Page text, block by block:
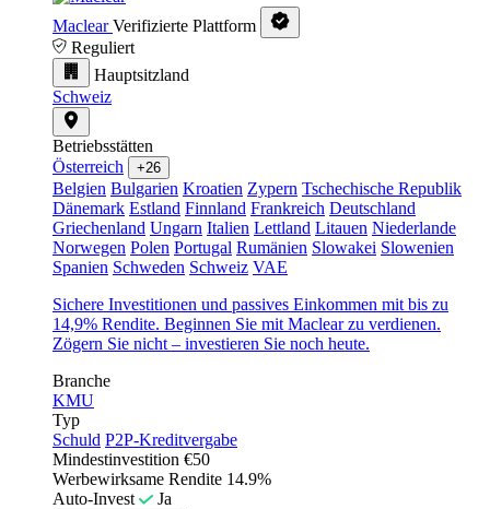
Maclear Verifizierte Plattform
Reguliert
Hauptsitzland
Schweiz
Betriebsstätten
Österreich
+26
Belgien Bulgarien Kroatien Zypern Tschechische Republik
Dänemark Estland Finnland Frankreich Deutschland
Griechenland Ungarn Italien Lettland Litauen Niederlande
Norwegen Polen Portugal Rumänien Slowakei Slowenien
Spanien Schweden Schweiz VAE
Sichere Investitionen und passives Einkommen mit bis zu
14,9% Rendite. Beginnen Sie mit Maclear zu verdienen.
Zögern Sie nicht – investieren Sie noch heute.
Branche
KMU
Typ
Schuld P2P-Kreditvergabe
Mindestinvestition €50
Werbewirksame Rendite 14.9%
Auto-Invest
Ja